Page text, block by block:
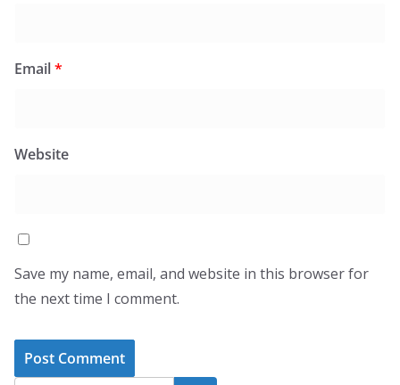
Email*
Website
Save my name, email, and website in this browser for
the next time I comment.